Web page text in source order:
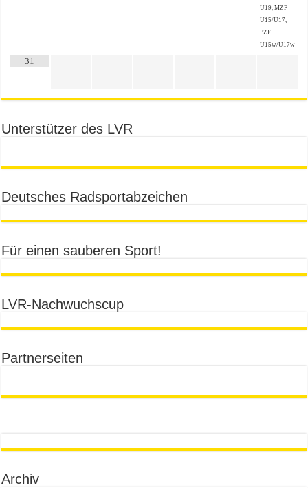
U19, MZF
U15/U17,
PZF
U15w/U17w
31
Unterstützer des LVR
Deutsches Radsportabzeichen
Für einen sauberen Sport!
LVR-Nachwuchscup
Partnerseiten
Archiv